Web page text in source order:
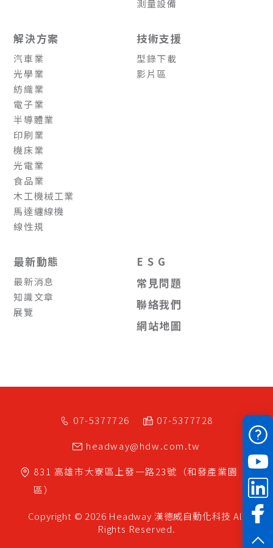
測量設備
解決方案
汽車業
光學業
紡織業
電子業
半導體業
印刷業
機床業
光電業
食品業
木工機械工業
馬達纏線機
線性規
技術支援
型錄下載
影片區
最新動態
最新消息
知識文章
展覽
E S G
常見問題
聯絡我們
網站地圖
07-5377726
07-5377728
headway@hdw.com.tw
831 高雄市大寮區 上發一路23號（和發產業園
區）
Copyright © 2026 Headway 漢德威自動化科技 All
Rights Reserved.